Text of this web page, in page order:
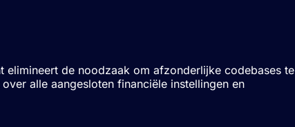
elimineert de noodzaak om afzonderlijke codebases te
alle aangesloten financiële instellingen en